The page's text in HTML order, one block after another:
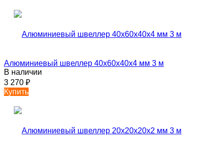
Алюминиевый швеллер 40х60х40х4 мм 3 м
В наличии
3 270 ₽
Купить